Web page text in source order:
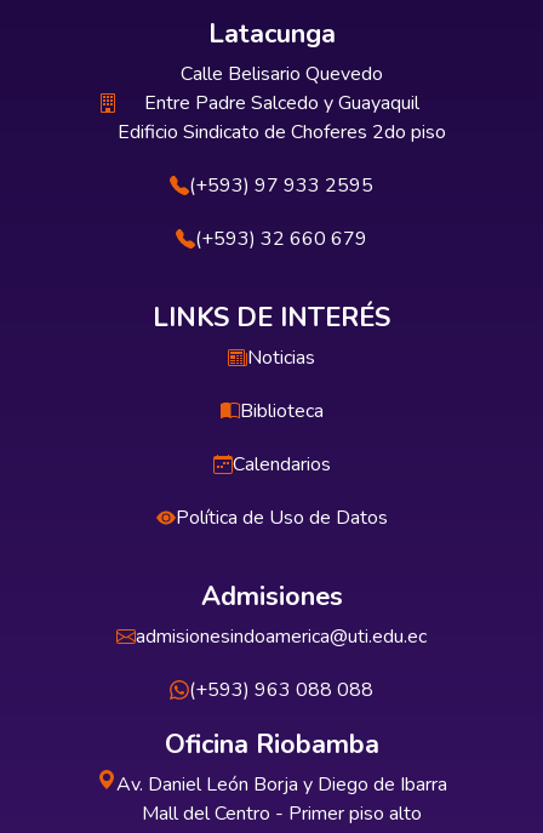
Latacunga
Calle Belisario Quevedo
Entre Padre Salcedo y Guayaquil
Edificio Sindicato de Choferes 2do piso
(+593) 97 933 2595
(+593) 32 660 679
LINKS DE INTERÉS
Noticias
Biblioteca
Calendarios
Política de Uso de Datos
Admisiones
admisionesindoamerica@uti.edu.ec
(+593) 963 088 088
Oficina Riobamba
Av. Daniel León Borja y Diego de Ibarra
Mall del Centro - Primer piso alto